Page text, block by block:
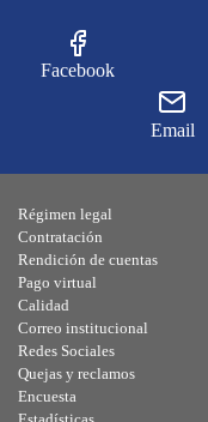
Facebook
Email
Régimen legal
Contratación
Rendición de cuentas
Pago virtual
Calidad
Correo institucional
Redes Sociales
Quejas y reclamos
Encuesta